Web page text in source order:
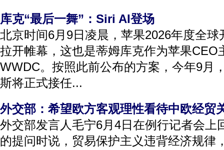
库克“最后一舞”：Siri AI登场
北京时间6月9日凌晨，苹果2026年度全
拉开帷幕，这也是蒂姆库克作为苹果CEO
WWDC。按照此前公布的方案，今年9月
斯将正式接任...
外交部：希望欧方客观理性看待中欧经贸
外交部发言人毛宁6月4日在例行记者会上
的提问时说，贸易保护主义违背经济规律